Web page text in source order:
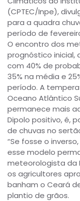
(CPTEC/Inpe),
para a quadra
período de
O encontro dos
prognóstico inicial,
com 40% de
35% na média e
período. A
Oceano Atlântico
permanece mais
Dipolo positivo, é,
de chuvas no
“Se fosse o
esse modelo
meteorologista da
os agricultores
banham o Ceará
plantio de grãos.